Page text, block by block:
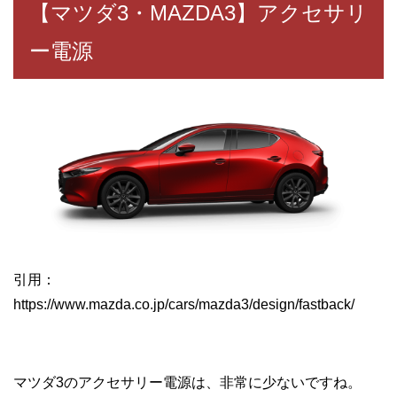
【マツダ3・MAZDA3】アクセサリ
ー電源
引用：
https://www.mazda.co.jp/cars/mazda3/design/fastback/
マツダ3のアクセサリー電源は、非常に少ないですね。